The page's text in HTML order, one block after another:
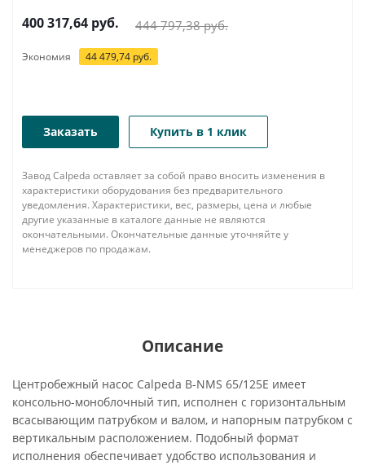
400 317,64 руб. 444 797,38руб.
Экономия 44 479,74 руб.
Заказать Купить в 1 клик
Завод Calpeda оставляет за собой право вносить изменения в
характеристики оборудования без предварительного
уведомления. Характеристики, вес, размеры, цена и любые
другие указанные в каталоге данные не являются
окончательными. Окончательные данные уточняйте у
менеджеров по продажам.
Описание
Центробежный насос Calpeda B-NMS 65/125E имеет
консольно-моноблочный тип, исполнен с горизонтальным
всасывающим патрубком и валом, и напорным патрубком с
вертикальным расположением. Подобный формат
исполнения обеспечивает удобство использования и